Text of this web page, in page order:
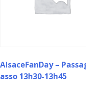
AlsaceFanDay –
asso 13h30-13h45